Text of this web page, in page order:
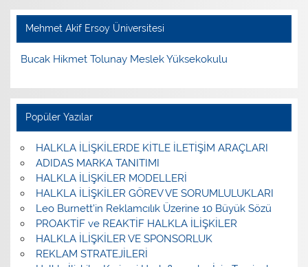
Mehmet Akif Ersoy Üniversitesi
Bucak Hikmet Tolunay Meslek Yüksekokulu
Popüler Yazılar
HALKLA İLİŞKİLERDE KİTLE İLETİŞİM ARAÇLARI
ADIDAS MARKA TANITIMI
HALKLA İLİŞKİLER MODELLERİ
HALKLA İLİŞKİLER GÖREV VE SORUMLULUKLARI
Leo Burnett’in Reklamcılık Üzerine 10 Büyük Sözü
PROAKTİF ve REAKTİF HALKLA İLİŞKİLER
HALKLA İLİŞKİLER VE SPONSORLUK
REKLAM STRATEJİLERİ